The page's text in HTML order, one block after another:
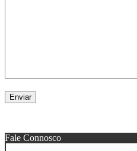
Fale Connosco